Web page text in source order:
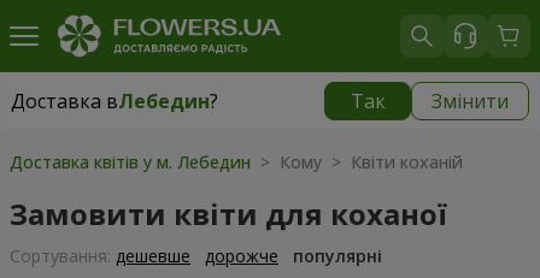
Доставка вЛебедин? Так Змінити
Доставка вЛебедин|
Доставка квітів у м. Лебедин > Кому > Квіти коханій
Замовити квіти для коханої
Сортування: дешевше дорожче популярні